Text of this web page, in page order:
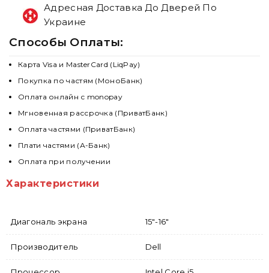
Адресная Доставка До Дверей По
Украине
Способы Оплаты:
Карта Visa и MasterCard (LiqPay)
Покупка по частям (МоноБанк)
Оплата онлайн с monopay
Мгновенная рассрочка (ПриватБанк)
Оплата частями (ПриватБанк)
Плати частями (А-Банк)
Оплата при получении
Характеристики
Диагональ экрана 15"-16"
Производитель Dell